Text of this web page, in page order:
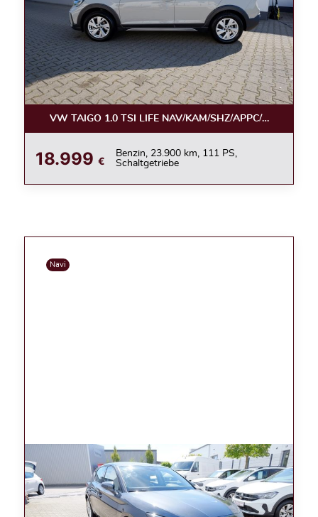
VW TAIGO 1.0 TSI LIFE NAV/KAM/SHZ/APPC/LED/ACC
18.999 €
Benzin, 23.900 km, 111 PS,
Schaltgetriebe
Navi